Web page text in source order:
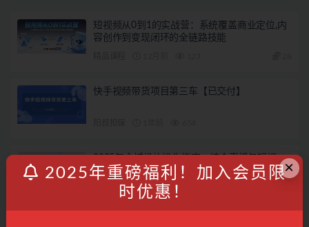
短视频从0到1的实战营：系统覆盖商业定位,内
容创作到变现闭环的全链路技能
快手视频带货项目第三车【已交付】
2025年全域投放操作指南，结合直播与短视
频，打造高效营销闭环
精品课程 1年前
×
2025年重磅福利！加入会员限
时优惠！